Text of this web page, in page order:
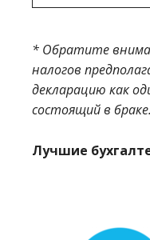
* Обратите
налогов
декларацию как
состоящий в браке.
Лучшие